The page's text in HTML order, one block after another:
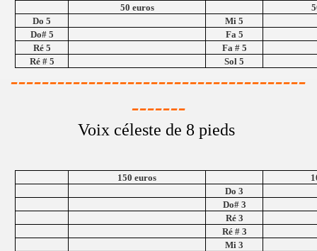
50 euros
Do 5
Mi 5
Do# 5
Fa 5
Ré 5
Fa # 5
Ré # 5
Sol 5
--------------------------------------
-------
Voix céleste de 8 pieds
150 euros
Do 3
Do# 3
Ré 3
Ré # 3
Mi 3